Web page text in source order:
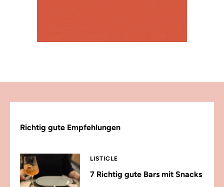
Richtig gute Empfehlungen
LISTICLE
7 Richtig gute Bars mit Snacks